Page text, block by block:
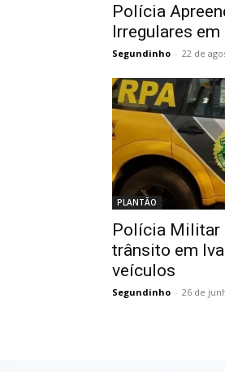
Polícia
Irregulares em
Segundinho - 22 de
PLANTÃO
Polícia Militar
trânsito em
veículos
Segundinho - 26 de